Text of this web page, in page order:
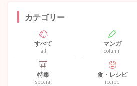
カテゴリー
すべて
all
マンガ
column
特集
special
食・レシピ
recipe